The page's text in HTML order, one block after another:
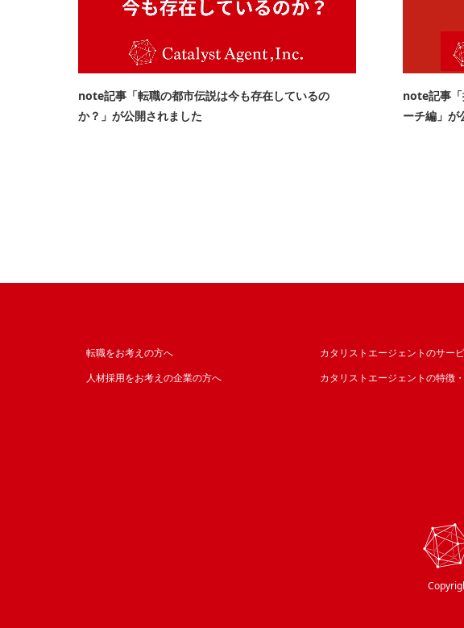
note記事「転職の都市伝説は今も存在しているの
か？」が公開されました
note記事「
ーチ編」が
転職をお考えの方へ
人材採用をお考えの企業の方へ
カタリストエージェントのサー
カタリストエージェントの特徴